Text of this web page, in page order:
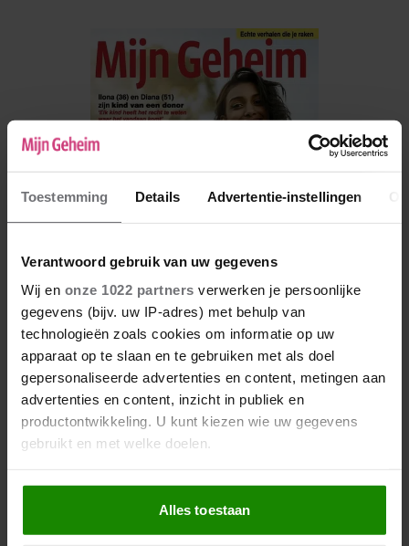
Toestemming Details Advertentie-instellingen
Verantwoord gebruik van uw gegevens
Wij en onze 1022 partners verwerken je persoonlijke
gegevens (bijv. uw IP-adres) met behulp van
technologieën zoals cookies om informatie op uw
apparaat op te slaan en te gebruiken met als doel
gepersonaliseerde advertenties en content, metingen aan
advertenties en content, inzicht in publiek en
productontwikkeling. U kunt kiezen wie uw gegevens
gebruikt en met welke doelen.
Als u het toestaat, willen we ook graag:
Informatie verzamelen over uw geografische locatie,
die tot een paar meter nauwkeurig kan zijn
Alles toestaan
De nieuwe Mijn Geheim ligt nu in de winkel
Abonneren
Digitaal lezen
Los kopen